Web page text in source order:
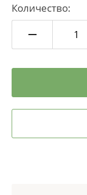
Количество: